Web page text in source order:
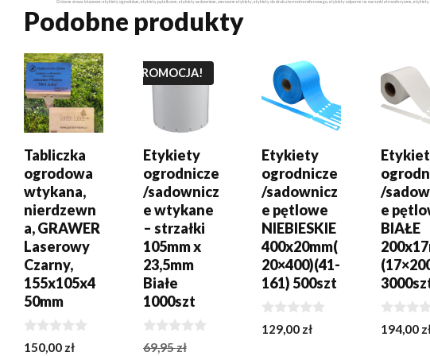
Główne słowa kluczowe: etykiety ogrodnicze, etykiety pętelkowe, etykiety sadownicze, czerwone etykiety, etykiety do druku termotransferowego, etykiety odporne na warunki atmosferyczne,
Podobne produkty
Tabliczka
ogrodowa
wtykana,
nierdzewn
a, GRAWER
Laserowy
Czarny,
155x105x4
50mm
0
150,00 zł
DODAJ DO
KOSZYKA
PROMOCJA!
Etykiety
ogrodnicze
/sadownicz
e wtykane
– strzałki
105mm x
23,5mm
Białe
1000szt
0
69,95zł
DODAJ DO
KOSZYKA
Etykiety
ogrodnicze
/sadownicz
e pętlowe
NIEBIESKIE
400x20mm(
20×400)(41-
161) 500szt
0
z
129,00 zł
/
e
BIAŁE
0
z
194,00